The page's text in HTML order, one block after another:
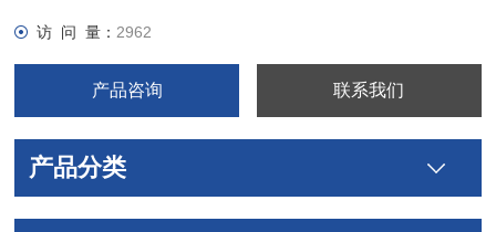
访 问 量： 2962
产品咨询 联系我们
产品分类